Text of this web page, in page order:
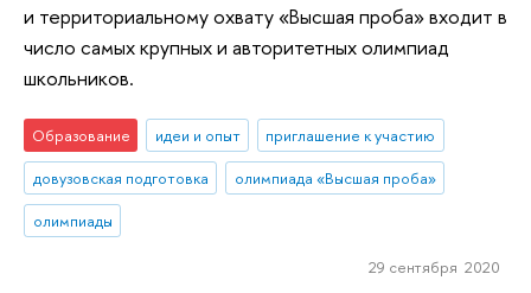
и территориальному охвату «Высшая проба» входит в
число самых крупных и авторитетных олимпиад
школьников.
Образование идеи и опыт
приглашение к участию
довузовская подготовка
олимпиада «Высшая проба»
олимпиады
29 сентября 2020